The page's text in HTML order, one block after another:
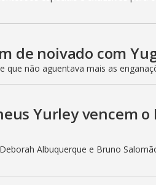
de noivado com
que não aguentava mais as
Yurley vencem o
Albuquerque e Bruno